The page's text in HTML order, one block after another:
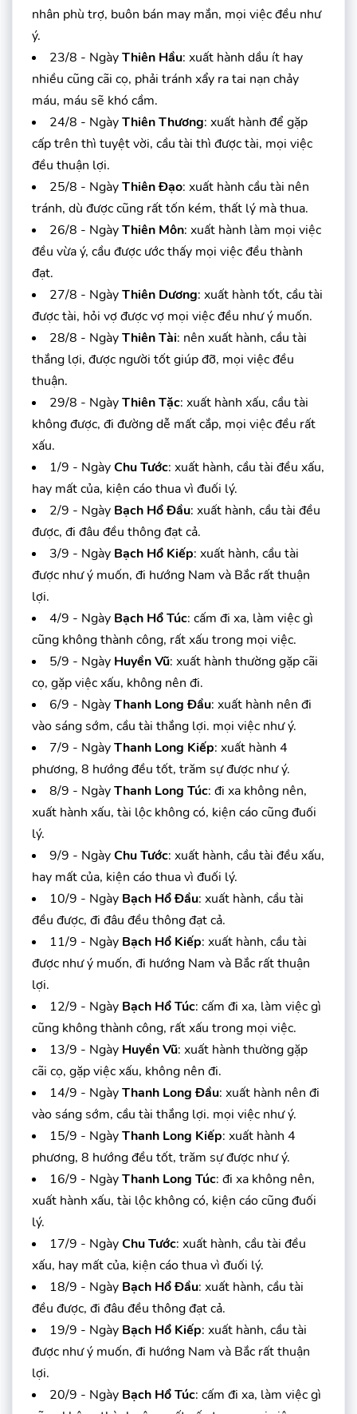
nhân phù trợ, buôn bán may mắn, mọi việc đều như
ý.
23/8 - NgàyThiên Hầu: xuất hành dầu ít hay
nhiều cũng cãi cọ, phải tránh xẩy ra tai nạn chảy
máu, máu sẽ khó cầm.
24/8 - NgàyThiên Thương: xuất hành để gặp
cấp trên thì tuyệt vời, cầu tài thì được tài, mọi việc
đều thuận lợi.
25/8 - NgàyThiên Đạo: xuất hành cầu tài nên
tránh, dù được cũng rất tốn kém, thất lý mà thua.
26/8 - NgàyThiên Môn: xuất hành làm mọi việc
đều vừa ý, cầu được ước thấy mọi việc đều thành
đạt.
27/8 - NgàyThiên Dương: xuất hành tốt, cầu tài
được tài, hỏi vợ được vợ mọi việc đều như ý muốn.
28/8 - NgàyThiên Tài: nên xuất hành, cầu tài
thắng lợi, được người tốt giúp đỡ, mọi việc đều
thuận.
29/8 - NgàyThiên Tặc: xuất hành xấu, cầu tài
không được, đi đường dễ mất cắp, mọi việc đều rất
xấu.
1/9 - NgàyChu Tước: xuất hành, cầu tài đều xấu,
hay mất của, kiện cáo thua vì đuối lý.
2/9 - Ngày Bạch Hổ Đầu: xuất hành, cầu tài đều
được, đi đâu đều thông đạt cả.
3/9 - Ngày Bạch Hổ Kiếp: xuất hành, cầu tài
được như ý muốn, đi hướng Nam và Bắc rất thuận
lợi.
4/9 - Ngày Bạch Hổ Túc: cấm đi xa, làm việc gì
cũng không thành công, rất xấu trong mọi việc.
5/9 - Ngày Huyền Vũ: xuất hành thường gặp cãi
cọ, gặp việc xấu, không nên đi.
6/9 - NgàyThanh Long Đầu: xuất hành nên đi
vào sáng sớm, cầu tài thắng lợi. mọi việc như ý.
7/9 - NgàyThanh Long Kiếp: xuất hành 4
phương, 8 hướng đều tốt, trăm sự được như ý.
8/9 - NgàyThanh Long Túc: đi xa không nên,
xuất hành xấu, tài lộc không có, kiện cáo cũng đuối
lý.
9/9 - NgàyChu Tước: xuất hành, cầu tài đều xấu,
hay mất của, kiện cáo thua vì đuối lý.
10/9 - Ngày Bạch Hổ Đầu: xuất hành, cầu tài
đều được, đi đâu đều thông đạt cả.
11/9 - Ngày Bạch Hổ Kiếp: xuất hành, cầu tài
được như ý muốn, đi hướng Nam và Bắc rất thuận
lợi.
12/9 - Ngày Bạch Hổ Túc: cấm đi xa, làm việc gì
cũng không thành công, rất xấu trong mọi việc.
13/9 - Ngày Huyền Vũ: xuất hành thường gặp
cãi cọ, gặp việc xấu, không nên đi.
14/9 - NgàyThanh Long Đầu: xuất hành nên đi
vào sáng sớm, cầu tài thắng lợi. mọi việc như ý.
15/9 - NgàyThanh Long Kiếp: xuất hành 4
phương, 8 hướng đều tốt, trăm sự được như ý.
16/9 - NgàyThanh Long Túc: đi xa không nên,
xuất hành xấu, tài lộc không có, kiện cáo cũng đuối
lý.
17/9 - NgàyChu Tước: xuất hành, cầu tài đều
xấu, hay mất của, kiện cáo thua vì đuối lý.
18/9 - Ngày Bạch Hổ Đầu: xuất hành, cầu tài
đều được, đi đâu đều thông đạt cả.
19/9 - Ngày Bạch Hổ Kiếp: xuất hành, cầu tài
được như ý muốn, đi hướng Nam và Bắc rất thuận
lợi.
20/9 - Ngày Bạch Hổ Túc: cấm đi xa, làm việc gì